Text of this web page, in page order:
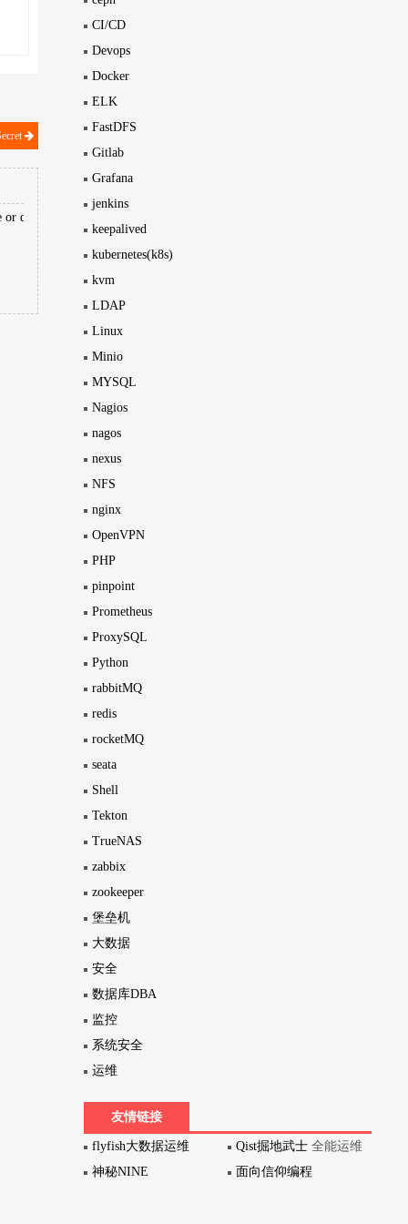
directory
CI/CD
Devops
Docker
ELK
FastDFS
Gitlab
Grafana
jenkins
keepalived
kubernetes(k8s)
kvm
LDAP
Linux
Minio
MYSQL
Nagios
nagos
nexus
NFS
nginx
OpenVPN
PHP
pinpoint
Prometheus
ProxySQL
Python
rabbitMQ
redis
rocketMQ
seata
Shell
Tekton
TrueNAS
zabbix
zookeeper
堡垒机
大数据
安全
数据库DBA
监控
系统安全
运维
友情链接
flyfish大数据运维 Qist掘地武士 全能运维
神秘NINE
面向信仰编程